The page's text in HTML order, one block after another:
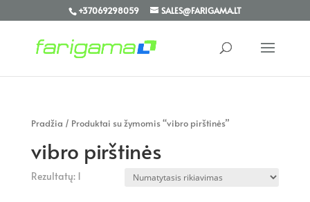
+37069298059 SALES@FARIGAMA.LT
Pradžia / Produktai su žymomis “vibro pirštinės”
vibro pirštinės
Rezultatų: 1